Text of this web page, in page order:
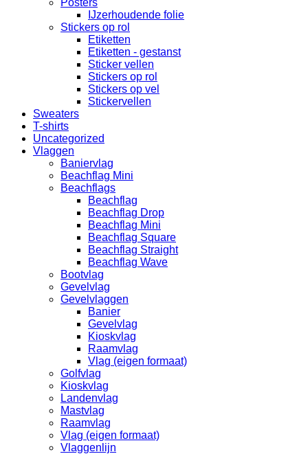
IJzerhoudende folie
Stickers op rol
Etiketten
Etiketten - gestanst
Sticker vellen
Stickers op rol
Stickers op vel
Stickervellen
Sweaters
T-shirts
Uncategorized
Vlaggen
Baniervlag
Beachflag Mini
Beachflags
Beachflag
Beachflag Drop
Beachflag Mini
Beachflag Square
Beachflag Straight
Beachflag Wave
Bootvlag
Gevelvlag
Gevelvlaggen
Banier
Gevelvlag
Kioskvlag
Raamvlag
Vlag (eigen formaat)
Golfvlag
Kioskvlag
Landenvlag
Mastvlag
Raamvlag
Vlag (eigen formaat)
Vlaggenlijn